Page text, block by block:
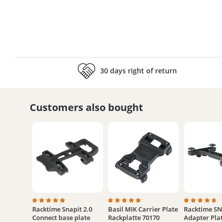
30 days right of return
Customers also bought
Average rating of 4.9 out of 5 stars
Racktime Snapit 2.0
Connect base plate
Average rating of 5 out of 5 stars
Basil MIK Carrier Plate
Rackplatte 70170
Average
Racktime
Adapter